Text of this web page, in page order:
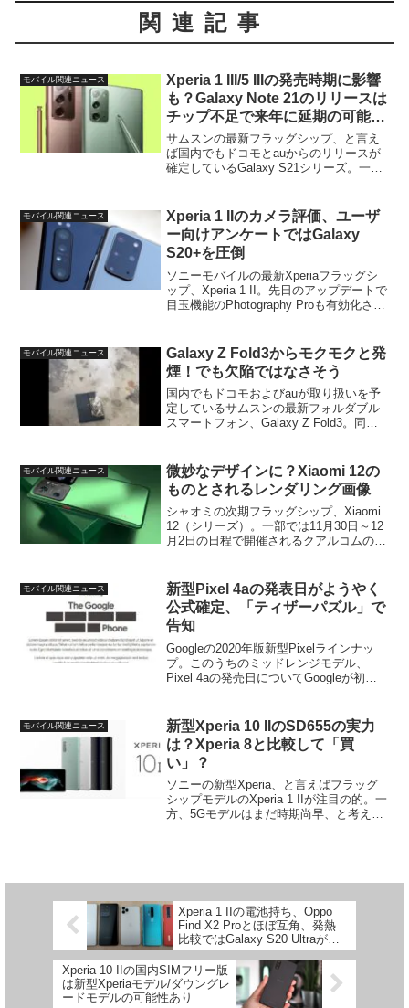
関連記事
モバイル関連ニュース
Xperia 1 III/5 IIIの発売時期に影響
も？Galaxy Note 21のリリースは
チップ不足で来年に延期の可能性
大
サムスンの最新フラッグシップ、と言え
ば国内でもドコモとauからのリリースが
確定しているGalaxy S21シリーズ。一
の供給問題に直面しているという報道を
よく見かけ、こ...
モバイル関連ニュース
Xperia 1 IIのカメラ評価、ユーザ
ー向けアンケートではGalaxy
S20+を圧倒
ソニーモバイルの最新Xperiaフラッグシ
ップ、Xperia 1 II。先日のアップデートで
目玉機能のPhotography Proも有効化さ
象です。そんな中、海...
モバイル関連ニュース
Galaxy Z Fold3からモクモクと発
煙！でも欠陥ではなさそう
国内でもドコモおよびauが取り扱いを予
定しているサムスンの最新フォルダブル
スマートフォン、Galaxy Z Fold3。同モ
ご覧のようにセカンダリースクリーンの
真ん中の...
モバイル関連ニュース
微妙なデザインに？Xiaomi 12の
ものとされるレンダリング画像
シャオミの次期フラッグシップ、Xiaomi
12（シリーズ）。一部では11月30日～12
月2日の日程で開催されるクアルコムの
くとも同月中にリリー...
モバイル関連ニュース
新型Pixel 4aの発表日がようやく
公式確定、「ティザーパズル」で
告知
Googleの2020年版新型Pixelラインナッ
プ。このうちのミッドレンジモデル、
Pixel 4aの発売日についてGoogleが初め
の一つ。ご覧のように何か所か...
モバイル関連ニュース
新型Xperia 10 IIのSD655の実力
は？Xperia 8と比較して「買
い」？
ソニーの新型Xperia、と言えばフラッグ
シップモデルのXperia 1 IIが注目の的。一
方、5Gモデルはまだ時期尚早、と考える
Xperia 1 IIの電池持ち、Oppo
Find X2 Proとほぼ互角、発熱
比較ではGalaxy S20 Ultraが圧
倒的に優秀
Xperia 10 IIの国内SIMフリー版
は新型Xperiaモデル/ダウングレ
ードモデルの可能性あり